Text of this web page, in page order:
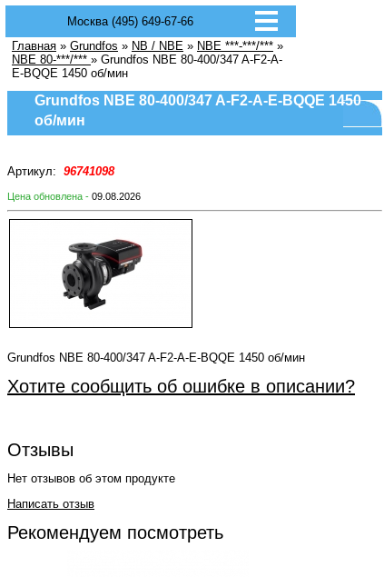
Москва (495) 649-67-66
Главная » Grundfos » NB / NBE » NBE ***-***/*** »
NBE 80-***/*** » Grundfos NBE 80-400/347 A-F2-A-
E-BQQE 1450 об/мин
Grundfos NBE 80-400/347 A-F2-A-E-BQQE 1450
об/мин
Артикул: 96741098
Цена обновлена - 09.08.2026
Grundfos NBE 80-400/347 A-F2-A-E-BQQE 1450 об/мин
Хотите сообщить об ошибке в описании?
Отзывы
Нет отзывов об этом продукте
Написать отзыв
Рекомендуем посмотреть